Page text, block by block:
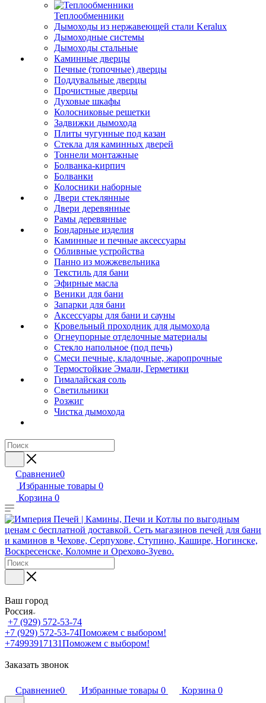
Теплообменники
Дымоходы из нержавеющей стали Keralux
Дымоходные системы
Дымоходы стальные
Каминные дверцы
Печные (топочные) дверцы
Поддувальные дверцы
Прочистные дверцы
Духовые шкафы
Колосниковые решетки
Задвижки дымохода
Плиты чугунные под казан
Стекла для каминных дверей
Тоннели монтажные
Болванка-кирпич
Болванки
Колосники наборные
Двери стеклянные
Двери деревянные
Рамы деревянные
Бондарные изделия
Каминные и печные аксессуары
Обливные устройства
Панно из можжевельника
Текстиль для бани
Эфирные масла
Веники для бани
Запарки для бани
Аксессуары для бани и сауны
Кровельный проходник для дымохода
Огнеупорные отделочные материалы
Стекло напольное (под печь)
Смеси печные, кладочные, жаропрочные
Термостойкие Эмали, Герметики
Гималайская соль
Светильники
Розжиг
Чистка дымохода
Сравнение0
Избранные товары 0
Корзина 0
Ваш город
Россия
+7 (929) 572-53-74
+7 (929) 572-53-74Поможем с выбором!
+74993917131Поможем с выбором!
Заказать звонок
Сравнение0 Избранные товары 0 Корзина 0